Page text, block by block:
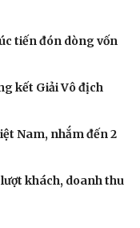
tiến đón dòng vốn
kết Giải Vô địch
Nam, nhắm đến 2
khách, doanh thu